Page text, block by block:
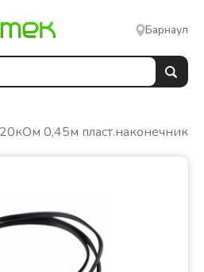
Барнаул
0,45м пласт.наконечник